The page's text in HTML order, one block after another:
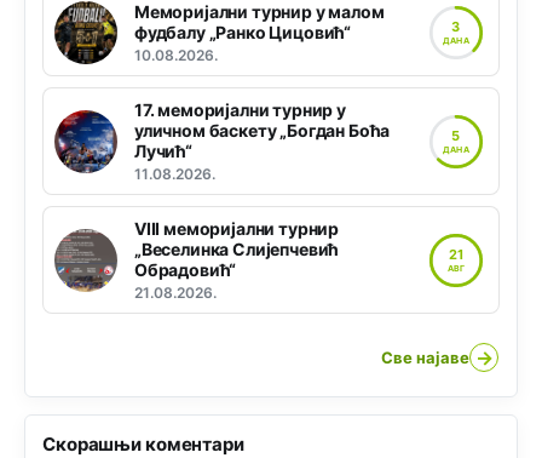
Меморијални турнир у малом
фудбалу „Ранко Цицовић“
10.08.2026.
3
ДАНА
17. меморијални турнир у
уличном баскету „Богдан Боћа
Лучић“
11.08.2026.
5
ДАНА
VIII меморијални турнир
„Веселинка Слијепчевић
Обрадовић“
21.08.2026.
21
АВГ
Све најаве →
Скорашњи коментари